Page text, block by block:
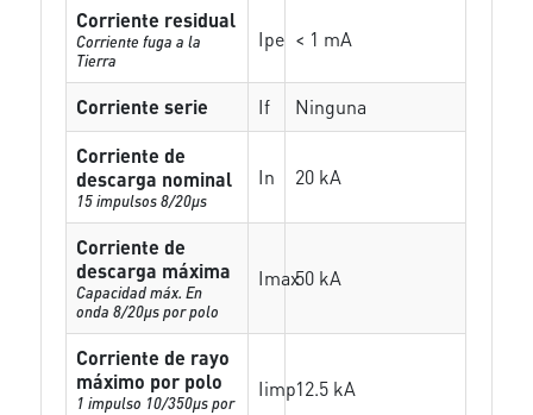
Corriente residual
Corriente fuga a la
Tierra
Ipe < 1 mA
Corriente serie If
Ninguna
Corriente de
descarga nominal
15 impulsos 8/20µs
In 20 kA
Corriente de
descarga máxima
Capacidad máx. En
onda 8/20µs por polo
Imax50 kA
Corriente de rayo
máximo por polo
1 impulso 10/350µs por
Iimp12.5 kA